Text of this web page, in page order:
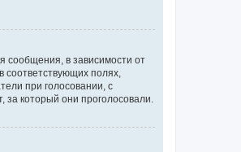
сообщения, в зависимости от
соответствующих полях,
при голосовании, с
за который они проголосовали.